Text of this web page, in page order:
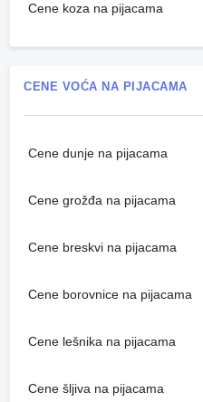
Cene koza na pijacama
CENE VOĆA NA PIJACAMA
Cene dunje na pijacama
Cene grožđa na pijacama
Cene breskvi na pijacama
Cene borovnice na pijacama
Cene lešnika na pijacama
Cene šljiva na pijacama